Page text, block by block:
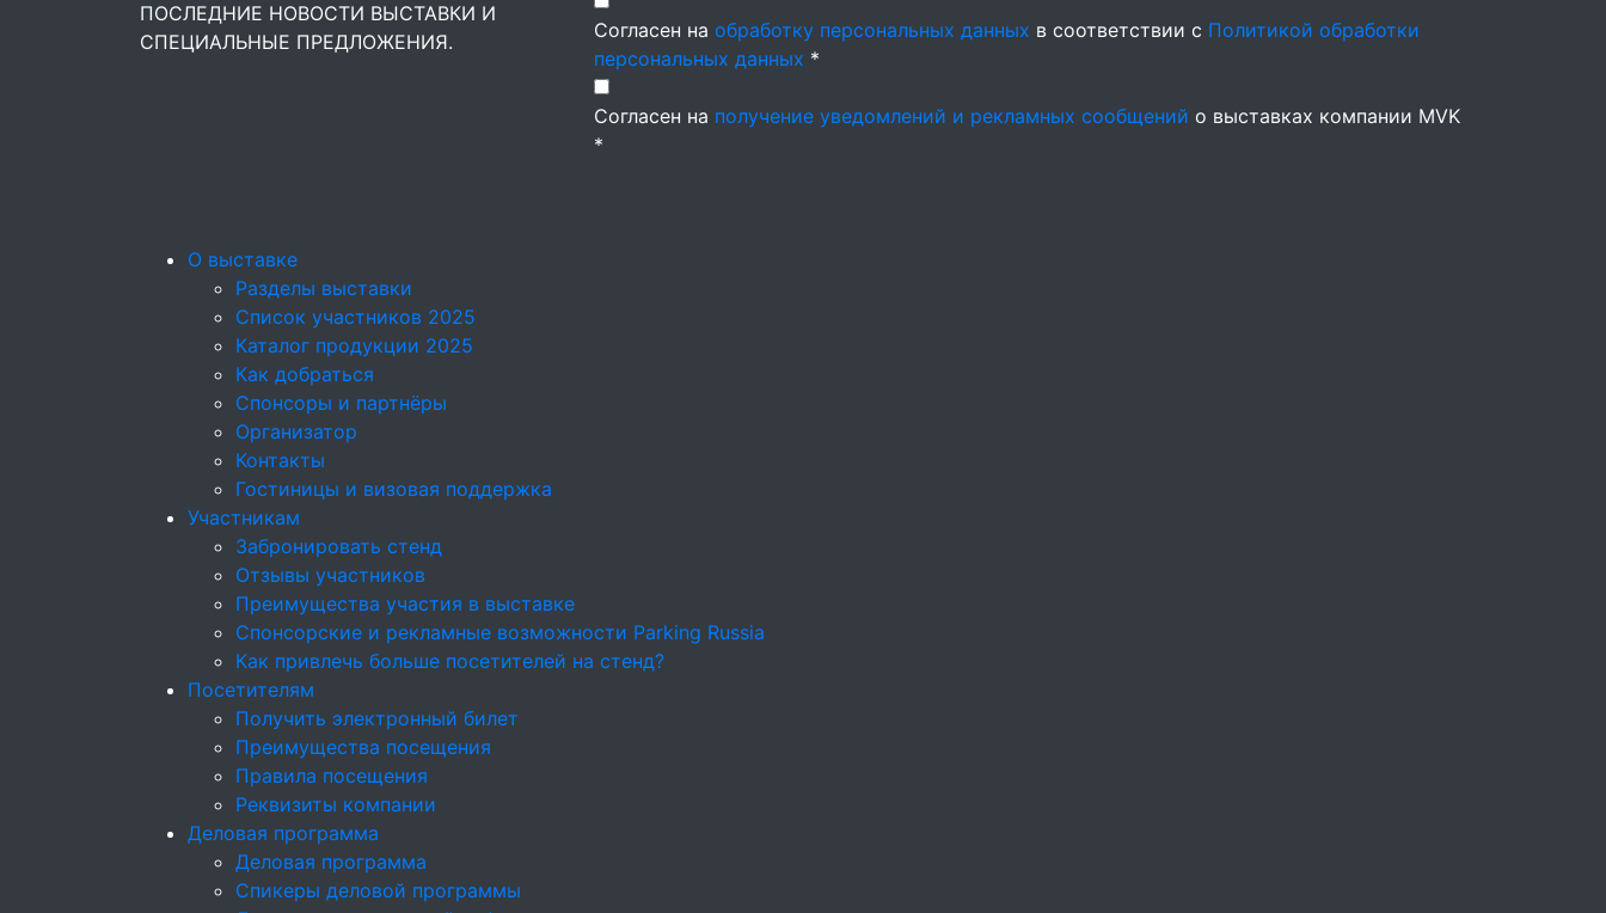
ПОСЛЕДНИЕ НОВОСТИ ВЫСТАВКИ И
СПЕЦИАЛЬНЫЕ ПРЕДЛОЖЕНИЯ.
Согласен на обработку персональных данных в соответствии с Политикой обработки
персональных данных *
Согласен на получение уведомлений и рекламных сообщений о выставках компании MVK
*
О выставке
Разделы выставки
Список участников 2025
Каталог продукции 2025
Как добраться
Спонсоры и партнёры
Организатор
Контакты
Гостиницы и визовая поддержка
Участникам
Забронировать стенд
Отзывы участников
Преимущества участия в выставке
Спонсорские и рекламные возможности Parking Russia
Как привлечь больше посетителей на стенд?
Посетителям
Получить электронный билет
Преимущества посещения
Правила посещения
Реквизиты компании
Деловая программа
Деловая программа
Спикеры деловой программы